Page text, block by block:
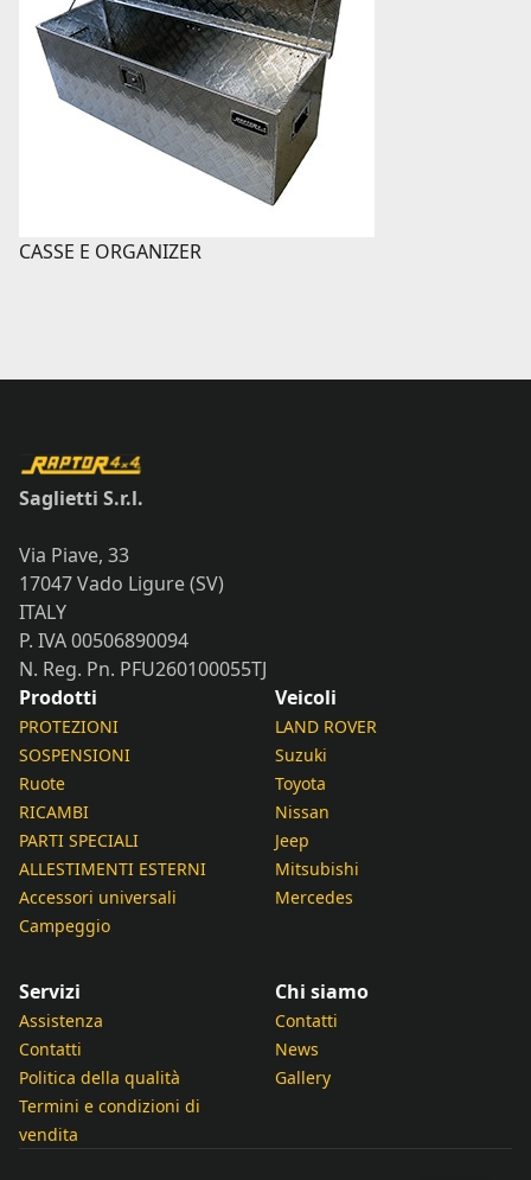
CASSE E ORGANIZER
Saglietti S.r.l.
Via Piave, 33
17047 Vado Ligure (SV)
ITALY
P. IVA 00506890094
N. Reg. Pn. PFU260100055TJ
Prodotti
PROTEZIONI
SOSPENSIONI
Ruote
RICAMBI
PARTI SPECIALI
ALLESTIMENTI ESTERNI
Accessori universali
Campeggio
Veicoli
LAND ROVER
Suzuki
Toyota
Nissan
Jeep
Mitsubishi
Mercedes
Servizi
Assistenza
Contatti
Politica della qualità
Termini e condizioni di
vendita
Chi siamo
Contatti
News
Gallery